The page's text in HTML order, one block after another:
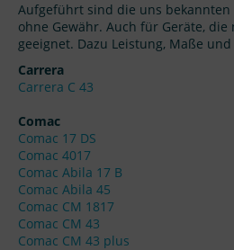
Aufgeführt sind die uns
ohne Gewähr. Auch für Geräte,
geeignet. Dazu Leistung, Maße
Carrera
Carrera C 43
Comac
Comac 17 DS
Comac 4017
Comac Abila 17 B
Comac Abila 45
Comac CM 1817
Comac CM 43
Comac CM 43 plus